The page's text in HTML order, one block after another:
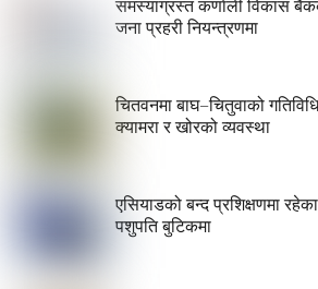
समस्याग्रस्त कर्णाली विकास
जना प्रहरी नियन्त्रणमा
चितवनमा बाघ–चितुवाको
क्यामरा र खोरको व्यवस्था
एसियाडको बन्द प्रशिक्षणमा
पशुपति बुटिकमा